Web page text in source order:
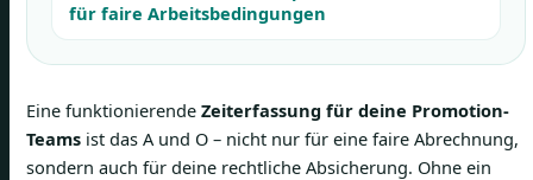
für faire Arbeitsbedingungen
Eine funktionierende Zeiterfassung für deine Promotion-
Teams ist das A und O – nicht nur für eine faire Abrechnung,
sondern auch für deine rechtliche Absicherung. Ohne ein